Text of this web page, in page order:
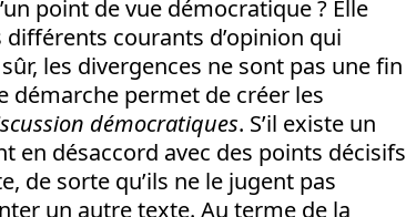
point de vue démocratique ? Elle
courants d’opinion qui
les divergences ne sont pas une fin
démarche permet de créer les
démocratiques. S’il existe un
en désaccord avec des points décisifs
de sorte qu’ils ne le jugent pas
un autre texte. Au terme de la